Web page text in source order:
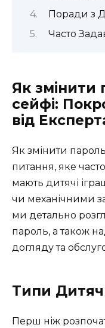
Поради з
Часто
Як змінити
сейфі:
від
Як змінити
питання, яке часто
мають дитячі
чи механічними
ми детально
пароль, а також
догляду та
Типи
Перш ніж